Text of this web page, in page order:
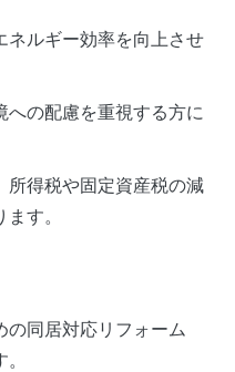
ネルギー効率を向上させ
への配慮を重視する方に
所得税や固定資産税の減
す。
の同居対応リフォーム